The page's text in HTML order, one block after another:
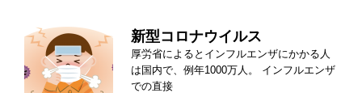
新型コロナウイルス
厚労省によるとインフルエンザにかかる人
は国内で、例年1000万人。 インフルエンザ
での直接